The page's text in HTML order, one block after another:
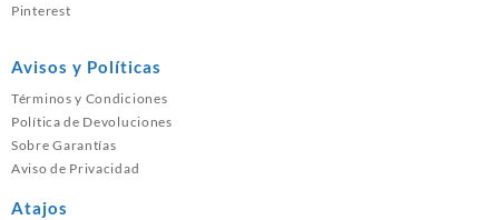
Pinterest
Avisos y Políticas
Términos y Condiciones
Política de Devoluciones
Sobre Garantías
Aviso de Privacidad
Atajos